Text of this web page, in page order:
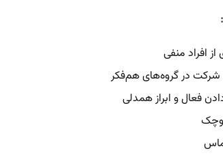
افراد منفی
در گروه‌های هم‌فکر
فعال و ابراز همدلی